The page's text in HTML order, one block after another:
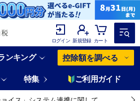
ログイン 新規登録 カート
ンキング 控除額を調べる
特集 ご利用ガイド